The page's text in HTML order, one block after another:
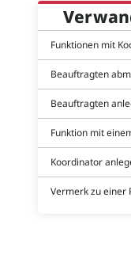
Funktionen mit
Beauftragten
Beauftragten
Funktion mit
Koordinator
Vermerk zu einer